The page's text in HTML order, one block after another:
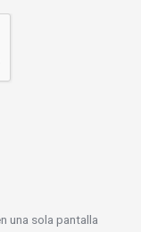
una sola pantalla